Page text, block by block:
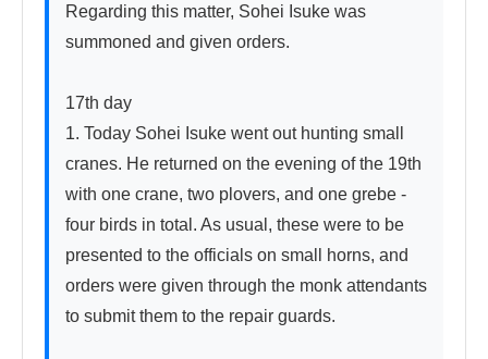
Regarding this matter, Sohei Isuke was
summoned and given orders.
17th day
1. Today Sohei Isuke went out hunting small
cranes. He returned on the evening of the 19th
with one crane, two plovers, and one grebe -
four birds in total. As usual, these were to be
presented to the officials on small horns, and
orders were given through the monk attendants
to submit them to the repair guards.